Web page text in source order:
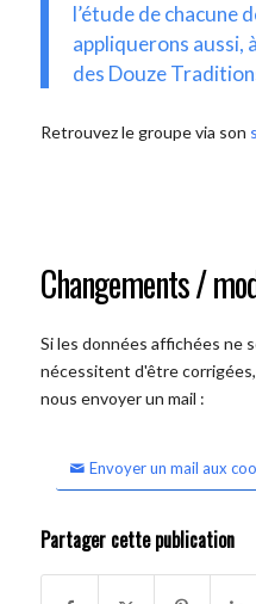
l’étude de chacune
appliquerons aussi,
des Douze
Retrouvez le groupe via son
Changements /
Si les données affichées ne
nécessitent d'être
nous envoyer un mail :
Envoyer un mail aux
Partager cette publication